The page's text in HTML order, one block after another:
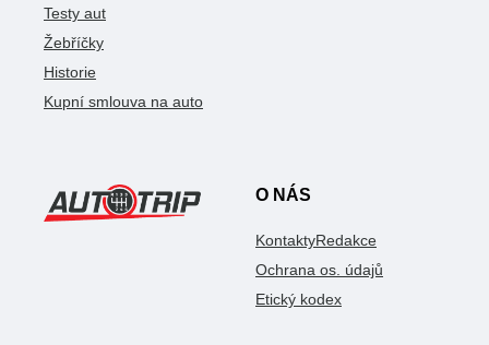
Testy aut
Žebříčky
Historie
Kupní smlouva na auto
O NÁS
KontaktyRedakce
Ochrana os. údajů
Etický kodex